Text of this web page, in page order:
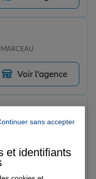
franchement 0
cette
et très à l’écoute
Voir l'agence
sans accepter
et identifiants